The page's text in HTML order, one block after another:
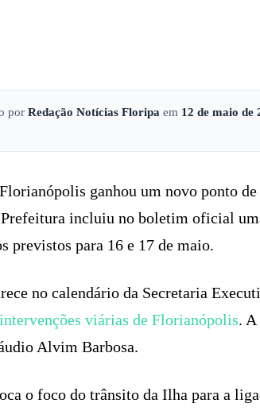
por Redação Notícias Floripa em 12 de maio de
ganhou um novo ponto
incluiu no boletim oficial
previstos para 16 e 17 de maio.
no calendário da Secretaria
viárias de Florianópolis.
Alvim Barbosa.
o foco do trânsito da Ilha para a